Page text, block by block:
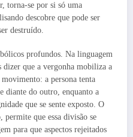
torna-se por si só uma
descobre que pode ser
destruído.
profundos. Na linguagem
que a vergonha mobiliza a
a persona tenta
diante do outro, enquanto a
que se sente exposto. O
que essa divisão se
para que aspectos rejeitados